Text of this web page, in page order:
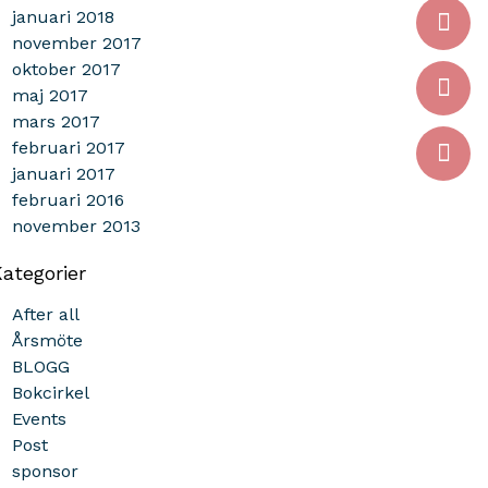
januari 2018
november 2017
oktober 2017
maj 2017
mars 2017
februari 2017
januari 2017
februari 2016
november 2013
After all
Årsmöte
BLOGG
Bokcirkel
Events
Post
sponsor